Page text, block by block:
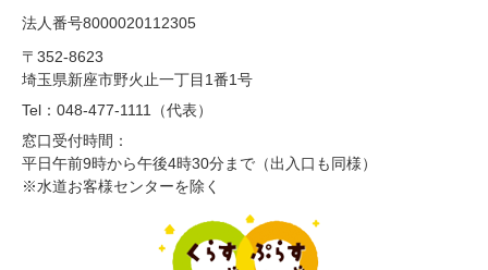
法人番号8000020112305
〒352-8623
埼玉県新座市野火止一丁目1番1号
Tel：048-477-1111（代表）
窓口受付時間：
平日午前9時から午後4時30分まで（出入口も同様）
※水道お客様センターを除く